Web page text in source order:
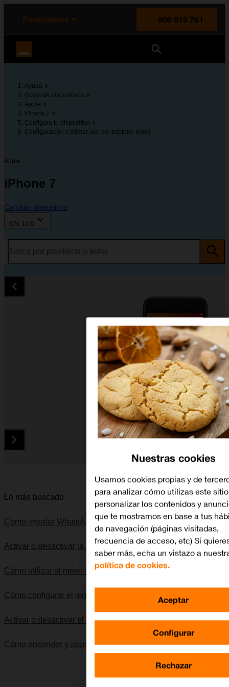
principal
la página
Particulares
900 815 761
Ayuda
Guías de dispositivos
Apple
iPhone 7
Configura tu dispositivo
Configuración y primer uso del teléfono móvil
Apple
iPhone 7
Cambiar dispositivo
iOS 10.0
Lo más buscado
Cómo instalar WhatsApp Messenger
Activar o desactivar la identificación de llamadas
Cómo utilizar el móvil como punto de acceso personal
Cómo configurar el móvil para internet
Activar o desactivar el uso del código PIN
Cómo encender y apagar el móvil
Nuestras cookies
Usamos cookies propias y de
para analizar cómo utilizas este
personalizar los contenidos y
que te mostramos en base a tus
de navegación (páginas visitadas,
frecuencia de acceso, etc) Si
saber más, echa un vistazo a
política de cookies.
Configurar
Rechazar
Aceptar